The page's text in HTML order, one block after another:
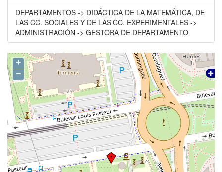
DEPARTAMENTOS -> DIDÁCTICA DE LA MATEMÁTICA, DE
LAS CC. SOCIALES Y DE LAS CC. EXPERIMENTALES ->
ADMINISTRACIÓN -> GESTORA DE DEPARTAMENTO
+
−